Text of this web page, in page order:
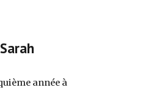
Sarah
année à